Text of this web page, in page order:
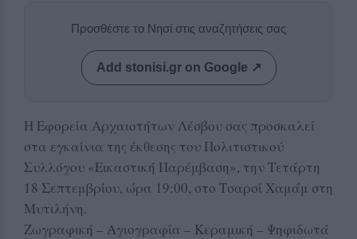
Προσθέστε το Νησί στις αναζητήσεις σας
Add stonisi.gr on Google ↗
Η Εφορεία Αρχαιοτήτων Λέσβου σας προσκαλεί
στα εγκαίνια της έκθεσης του Πολιτιστικού
Συλλόγου «Εικαστική Παρέμβαση», την Τετάρτη
18 Σεπτεμβρίου, ώρα 19:00, στο Τσαρσί Χαμάμ στη
Μυτιλήνη.
Ζωγραφική – Αγιογραφία – Κεραμική – Ψηφιδωτά